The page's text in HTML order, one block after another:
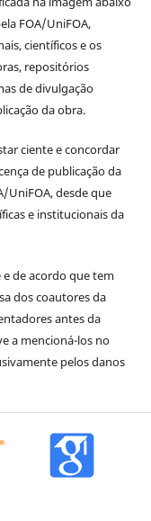
FOA/UniFOA,
científicos e os
repositórios
de divulgação
da obra.
ciente e concordar
de publicação da
UniFOA, desde que
e institucionais da
e de acordo que tem
dos coautores da
antes da
a mencioná-los no
pelos danos